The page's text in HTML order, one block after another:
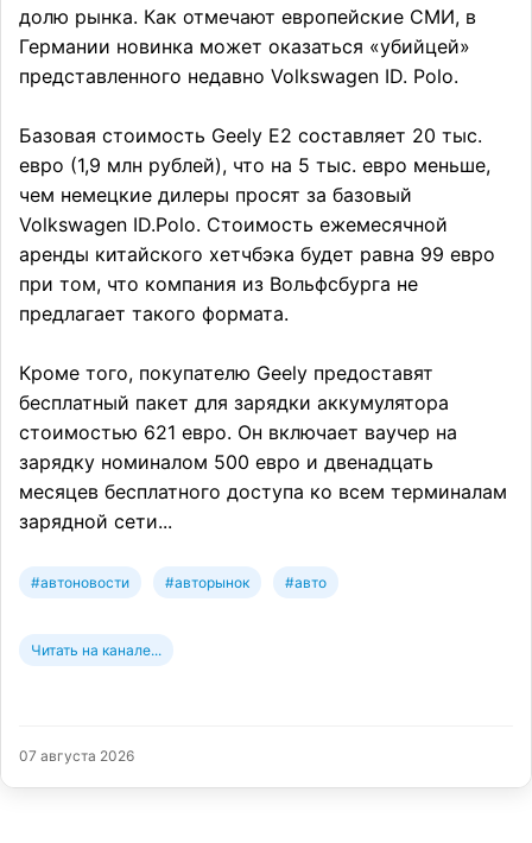
долю рынка. Как отмечают европейские СМИ, в
Германии новинка может оказаться «убийцей»
представленного недавно Volkswagen ID. Polo.
Базовая стоимость Geely E2 составляет 20 тыс.
евро (1,9 млн рублей), что на 5 тыс. евро меньше,
чем немецкие дилеры просят за базовый
Volkswagen ID.Polo. Стоимость ежемесячной
аренды китайского хетчбэка будет равна 99 евро
при том, что компания из Вольфсбурга не
предлагает такого формата.
Кроме того, покупателю Geely предоставят
бесплатный пакет для зарядки аккумулятора
стоимостью 621 евро. Он включает ваучер на
зарядку номиналом 500 евро и двенадцать
месяцев бесплатного доступа ко всем терминалам
зарядной сети...
#автоновости #авторынок #авто
Читать на канале...
07 августа 2026